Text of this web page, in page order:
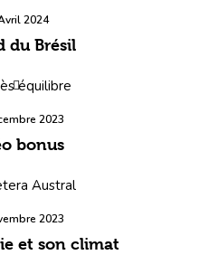
2024
du Brésil
2023
bonus
2023
et son climat